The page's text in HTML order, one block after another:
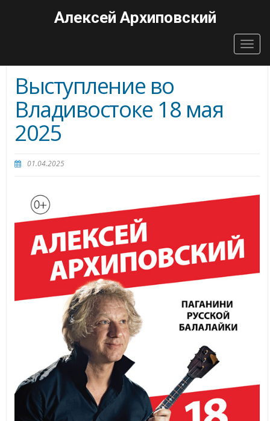
Алексей Архиповский
Выступление во
Владивостоке 18 мая
2025
01.04.2025